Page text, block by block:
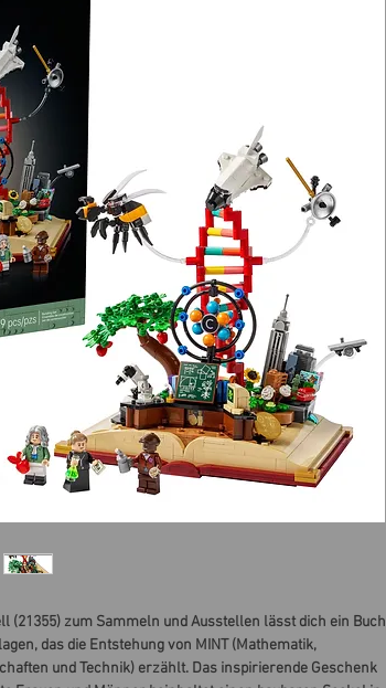
(21355) zum Sammeln und Ausstellen lässt dich ein Buch
das die Entstehung von MINT (Mathematik,
und Technik) erzählt. Das inspirierende Geschenk